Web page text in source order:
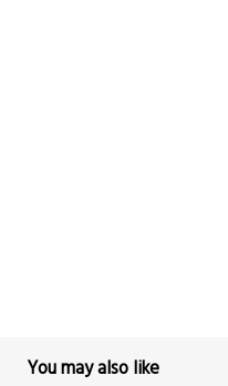
You may also like